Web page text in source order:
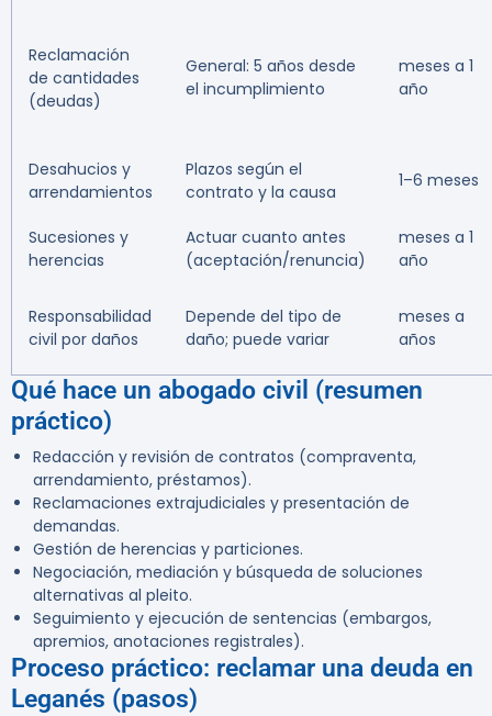
Reclamación
de cantidades
(deudas)
General: 5 años desde
el incumplimiento
meses a 1
año
Desahucios y
arrendamientos
Plazos según el
contrato y la causa
1–6 meses
Sucesiones y
herencias
Actuar cuanto antes
(aceptación/renuncia)
meses a 1
año
Responsabilidad
civil por daños
Depende del tipo de
daño; puede variar
meses a
años
Qué hace un abogado civil (resumen
práctico)
Redacción y revisión de contratos (compraventa,
arrendamiento, préstamos).
Reclamaciones extrajudiciales y presentación de
demandas.
Gestión de herencias y particiones.
Negociación, mediación y búsqueda de soluciones
alternativas al pleito.
Seguimiento y ejecución de sentencias (embargos,
apremios, anotaciones registrales).
Proceso práctico: reclamar una deuda en
Leganés (pasos)